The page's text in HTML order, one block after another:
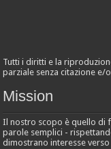
Tutti i diritti e la
parziale senza citazione
Mission
Il nostro scopo è quello di
parole semplici -
dimostrano interesse